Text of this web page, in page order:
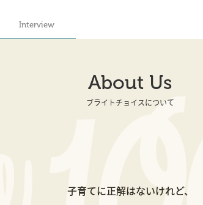
Interview
About Us
ブライトチョイスについて
子育てに正解はないけれど、